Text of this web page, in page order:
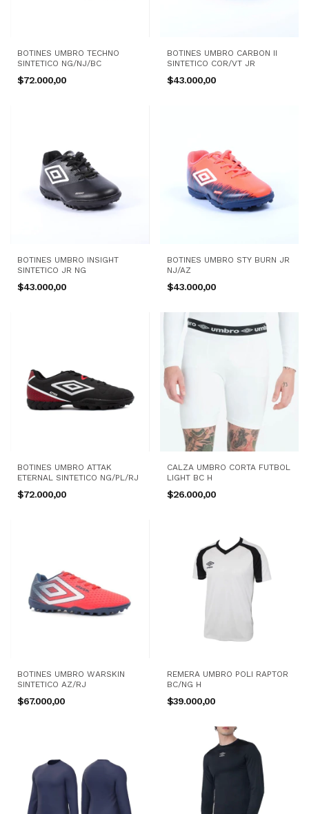
BOTINES UMBRO TECHNO
SINTETICO NG/NJ/BC
$72.000,00
BOTINES UMBRO CARBON II
SINTETICO COR/VT JR
$43.000,00
BOTINES UMBRO INSIGHT
SINTETICO JR NG
$43.000,00
BOTINES UMBRO STY BURN JR
NJ/AZ
$43.000,00
BOTINES UMBRO ATTAK
ETERNAL SINTETICO NG/PL/RJ
$72.000,00
CALZA UMBRO CORTA FUTBOL
LIGHT BC H
$26.000,00
BOTINES UMBRO WARSKIN
SINTETICO AZ/RJ
$67.000,00
REMERA UMBRO POLI RAPTOR
BC/NG H
$39.000,00